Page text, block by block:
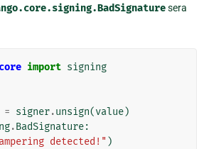
sera
import signing
= signer.unsign(value)
.BadSignature:
detected!" )